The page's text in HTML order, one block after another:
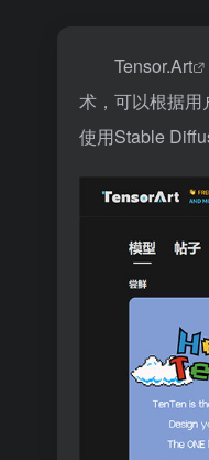
Tensor.Art
术，可以根据用
使用Stable